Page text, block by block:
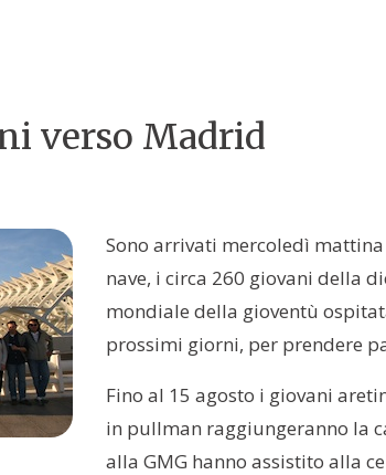
verso Madrid
Sono arrivati mercoledì
nave, i circa 260 giovani della
mondiale della gioventù
prossimi giorni, per prendere
Fino al 15 agosto i giovani
in pullman raggiungeranno la
alla GMG hanno assistito alla